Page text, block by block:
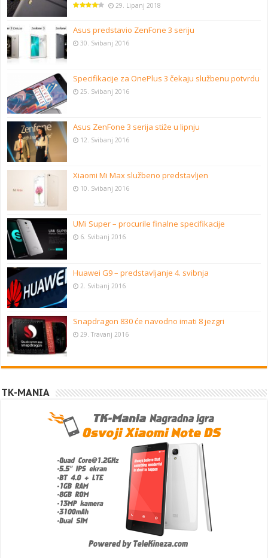
29. Lipanj 2018
Asus predstavio ZenFone 3 seriju
30. Svibanj 2016
Specifikacije za OnePlus 3 čekaju službenu potvrdu
25. Svibanj 2016
Asus ZenFone 3 serija stiže u lipnju
12. Svibanj 2016
Xiaomi Mi Max službeno predstavljen
10. Svibanj 2016
UMi Super – procurile finalne specifikacije
6. Svibanj 2016
Huawei G9 – predstavljanje 4. svibnja
2. Svibanj 2016
Snapdragon 830 će navodno imati 8 jezgri
29. Travanj 2016
TK-MANIA